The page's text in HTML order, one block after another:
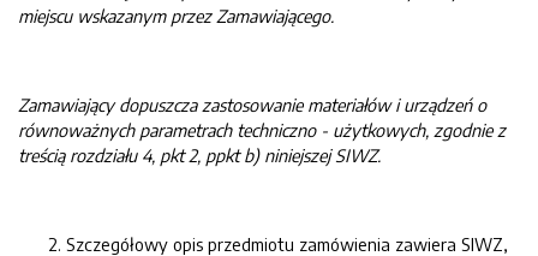
miejscu wskazanym przez Zamawiającego.
Zamawiający dopuszcza zastosowanie materiałów i urządzeń o
równoważnych parametrach techniczno - użytkowych, zgodnie z
treścią rozdziału 4, pkt 2, ppkt b) niniejszej SIWZ.
Szczegółowy opis przedmiotu zamówienia zawiera SIWZ,